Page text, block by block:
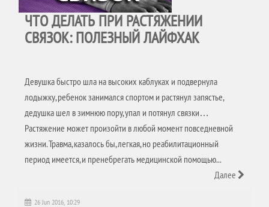
ЧТО ДЕЛАТЬ ПРИ РАСТЯЖЕНИИ
СВЯЗОК: ПОЛЕЗНЫЙ ЛАЙФХАК
Девушка быстро шла на высоких каблуках и подвернула
лодыжку, ребенок занимался спортом и растянул запястье,
дедушка шел в зимнюю пору, упал и потянул связки…
Растяжение может произойти в любой момент повседневной
жизни. Травма, казалось бы, легкая, но реабилитационный
период имеется, и пренебрегать медицинской помощью...
Далее
26 Jun 2016, 10:29